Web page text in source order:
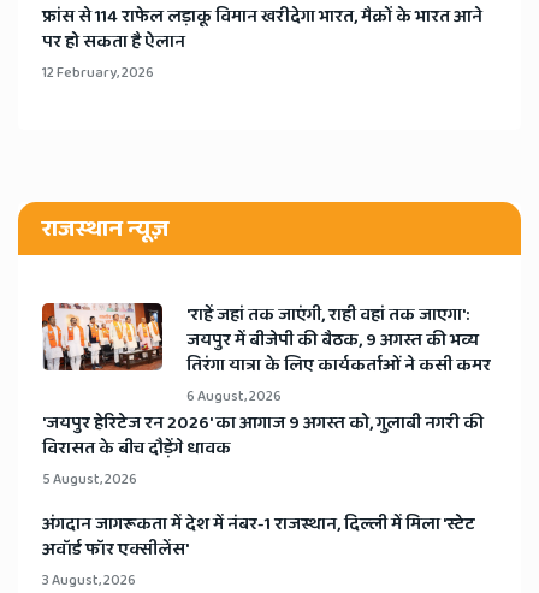
​फ्रांस से 114 राफेल लड़ाकू विमान खरीदेगा भारत, मैक्रों के भारत आने
पर हो सकता है ऐलान
12 February, 2026
राजस्थान न्यूज़
'राहें जहां तक जाएंगी, राही वहां तक जाएगा':
जयपुर में बीजेपी की बैठक, 9 अगस्त की भव्य
तिरंगा यात्रा के लिए कार्यकर्ताओं ने कसी कमर
6 August, 2026
​'जयपुर हेरिटेज रन 2026' का आगाज 9 अगस्त को, गुलाबी नगरी की
विरासत के बीच दौड़ेंगे धावक
5 August, 2026
अंगदान जागरूकता में देश में नंबर-1 राजस्थान, दिल्ली में मिला 'स्टेट
अवॉर्ड फॉर एक्सीलेंस'
3 August, 2026